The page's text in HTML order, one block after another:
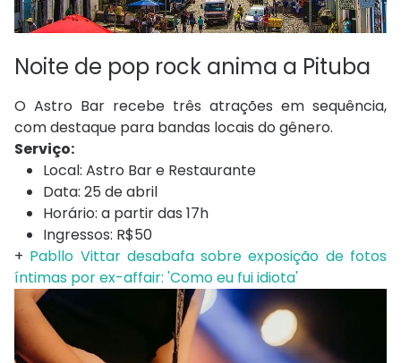
Noite de pop rock anima a Pituba
O Astro Bar recebe três atrações em sequência,
com destaque para bandas locais do gênero.
Serviço:
Local: Astro Bar e Restaurante
Data: 25 de abril
Horário: a partir das 17h
Ingressos: R$50
+ Pabllo Vittar desabafa sobre exposição de fotos
íntimas por ex-affair: 'Como eu fui idiota'